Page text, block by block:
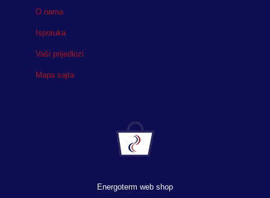
O nama
Isporuka
Vaši prijedlozi
Mapa sajta
Energoterm web shop